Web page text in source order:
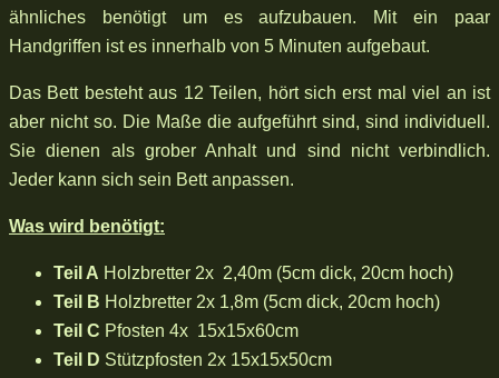
ähnliches benötigt um es aufzubauen. Mit ein paar
Handgriffen ist es innerhalb von 5 Minuten aufgebaut.
Das Bett besteht aus 12 Teilen, hört sich erst mal viel an ist
aber nicht so. Die Maße die aufgeführt sind, sind individuell.
Sie dienen als grober Anhalt und sind nicht verbindlich.
Jeder kann sich sein Bett anpassen.
Was wird benötigt:
Teil A Holzbretter 2x 2,40m (5cm dick, 20cm hoch)
Teil B Holzbretter 2x 1,8m (5cm dick, 20cm hoch)
Teil C Pfosten 4x 15x15x60cm
Teil D Stützpfosten 2x 15x15x50cm